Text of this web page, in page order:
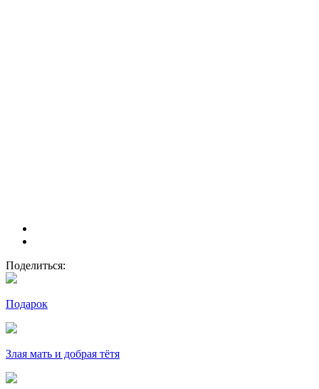
Поделиться:
Подарок
Злая мать и добрая тётя